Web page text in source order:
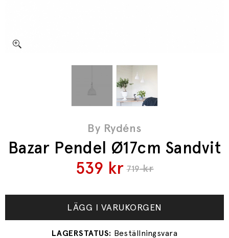
By Rydéns
Bazar Pendel Ø17cm Sandvit
719kr
539 kr
LÄGG I VARUKORGEN